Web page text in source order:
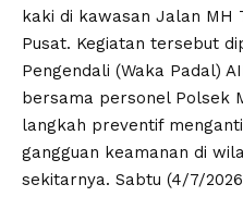
kaki di kawasan Jalan MH
Pusat. Kegiatan tersebut
Pengendali (Waka Padal)
bersama personel Polsek
langkah preventif
gangguan keamanan di
sekitarnya. Sabtu (4/7/